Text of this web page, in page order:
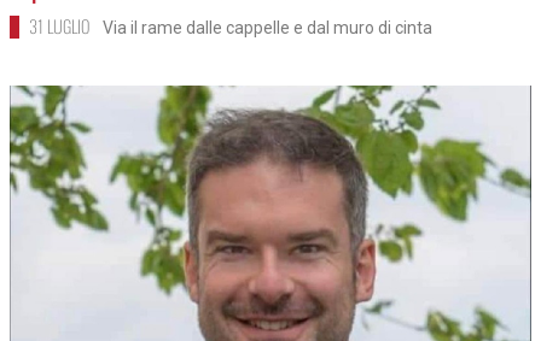
31 LUGLIO Via il rame dalle cappelle e dal muro di cinta